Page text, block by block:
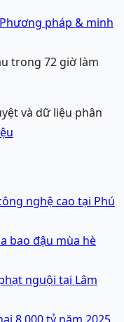
Phương pháp & minh
trong 72 giờ làm
và dữ liệu phân
nghệ cao tại Phú
bao đậu mùa hè
nguội tại Lâm